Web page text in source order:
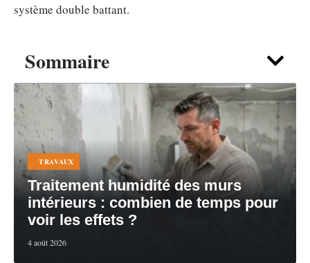
Sommaire
TRAVAUX
Traitement humidité des murs
intérieurs : combien de temps pour
voir les effets ?
4 août 2026
système double battant.